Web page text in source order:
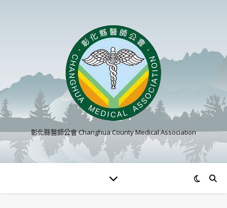
彰化縣醫師公會 Changhua County Medical Association